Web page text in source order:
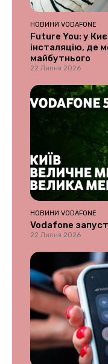
НОВИНИ VODAFONE
Future You: у
інсталяцію, де
майбутнього
22 Липня 2026
НОВИНИ VODAFONE
Vodafone
22 Липня 2026